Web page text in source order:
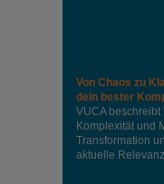
Von Chaos zu
dein bester
VUCA
Komplexität und
Transformation
aktuelle